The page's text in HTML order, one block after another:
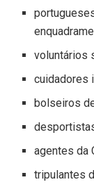
voluntários
cuidadores
bolseiros
agentes da
tripulantes